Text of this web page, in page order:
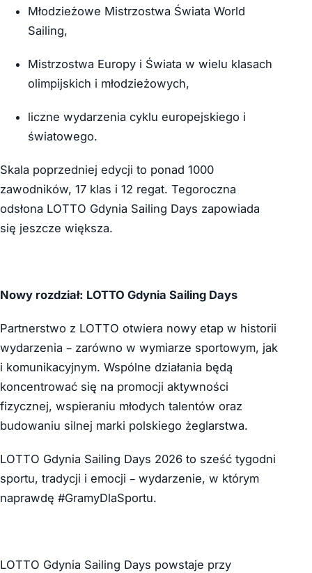
Młodzieżowe Mistrzostwa Świata World
Sailing,
Mistrzostwa Europy i Świata w wielu klasach
olimpijskich i młodzieżowych,
liczne wydarzenia cyklu europejskiego i
światowego.
Skala poprzedniej edycji to ponad 1000
zawodników, 17 klas i 12 regat. Tegoroczna
odsłona LOTTO Gdynia Sailing Days zapowiada
się jeszcze większa.
Nowy rozdział: LOTTO Gdynia Sailing Days
Partnerstwo z LOTTO otwiera nowy etap w historii
wydarzenia – zarówno w wymiarze sportowym, jak
i komunikacyjnym. Wspólne działania będą
koncentrować się na promocji aktywności
fizycznej, wspieraniu młodych talentów oraz
budowaniu silnej marki polskiego żeglarstwa.
LOTTO Gdynia Sailing Days 2026 to sześć tygodni
sportu, tradycji i emocji – wydarzenie, w którym
naprawdę #GramyDlaSportu.
LOTTO Gdynia Sailing Days powstaje przy